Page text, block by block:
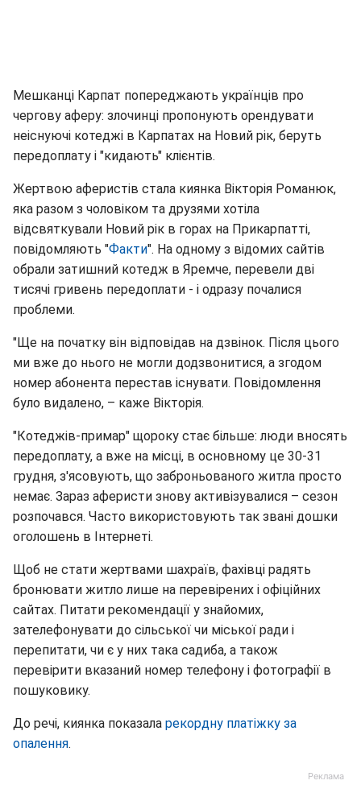
Мешканці Карпат попереджають українців про
чергову аферу: злочинці пропонують орендувати
неіснуючі котеджі в Карпатах на Новий рік, беруть
передоплату і "кидають" клієнтів.
Жертвою аферистів стала киянка Вікторія Романюк,
яка разом з чоловіком та друзями хотіла
відсвяткували Новий рік в горах на Прикарпатті,
повідомляють "Факти". На одному з відомих сайтів
обрали затишний котедж в Яремче, перевели дві
тисячі гривень передоплати - і одразу почалися
проблеми.
"Ще на початку він відповідав на дзвінок. Після цього
ми вже до нього не могли додзвонитися, а згодом
номер абонента перестав існувати. Повідомлення
було видалено, – каже Вікторія.
"Котеджів-примар" щороку стає більше: люди вносять
передоплату, а вже на місці, в основному це 30-31
грудня, з'ясовують, що заброньованого житла просто
немає. Зараз аферисти знову активізувалися – сезон
розпочався. Часто використовують так звані дошки
оголошень в Інтернеті.
Щоб не стати жертвами шахраїв, фахівці радять
бронювати житло лише на перевірених і офіційних
сайтах. Питати рекомендації у знайомих,
зателефонувати до сільської чи міської ради і
перепитати, чи є у них така садиба, а також
перевірити вказаний номер телефону і фотографії в
пошуковику.
До речі, киянка показала рекордну платіжку за
опалення.